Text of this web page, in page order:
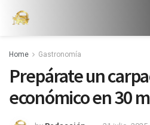
Home Gastronomía
Prepárate un
económico en 30